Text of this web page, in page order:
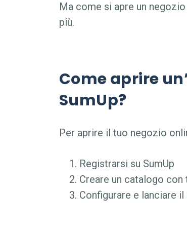
Ma come si apre un negozio
più.
Come aprire
SumUp?
Per aprire il tuo negozio
Registrarsi su SumUp
Creare un catalogo
Configurare e lanciare